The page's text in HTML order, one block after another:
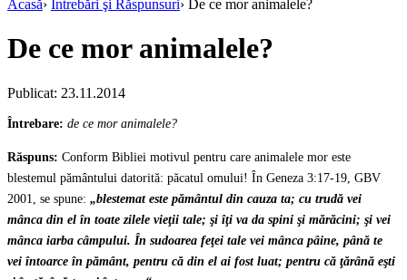
Acasă› Întrebări şi Răspunsuri› De ce mor animalele?
De ce mor animalele?
Publicat: 23.11.2014
Întrebare: de ce mor animalele?
Răspuns: Conform Bibliei motivul pentru care animalele mor este
blestemul pământului datorită: păcatul omului! În Geneza 3:17-19, GBV
2001, se spune: „blestemat este pământul din cauza ta; cu trudă vei
mânca din el în toate zilele vieţii tale; şi îţi va da spini şi mărăcini; şi vei
mânca iarba câmpului. În sudoarea feţei tale vei mânca pâine, până te
vei întoarce în pământ, pentru că din el ai fost luat; pentru că ţărână eşti